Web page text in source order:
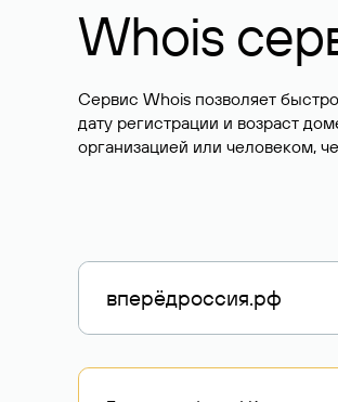
Whois
Сервис Whois позволяет
дату регистрации и возраст
организацией или человеком,